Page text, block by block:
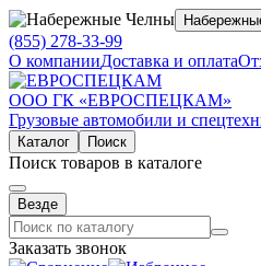
(855) 278-33-99
О компанииДоставка и оплата
ООО ГК «ЕВРОСПЕЦКАМ»
Грузовые автомобили и
Каталог Поиск
Поиск товаров в каталоге
Везде
Заказать звонок